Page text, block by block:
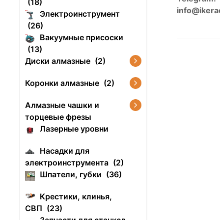
(18)
Электроинструмент
(26)
Вакуумные присоски
(13)
Диски алмазные (2)
Коронки алмазные (2)
Алмазные чашки и
торцевые фрезы
Лазерные уровни
Насадки для
электроинструмента (2)
Шпатели, губки (36)
Крестики, клинья,
СВП (23)